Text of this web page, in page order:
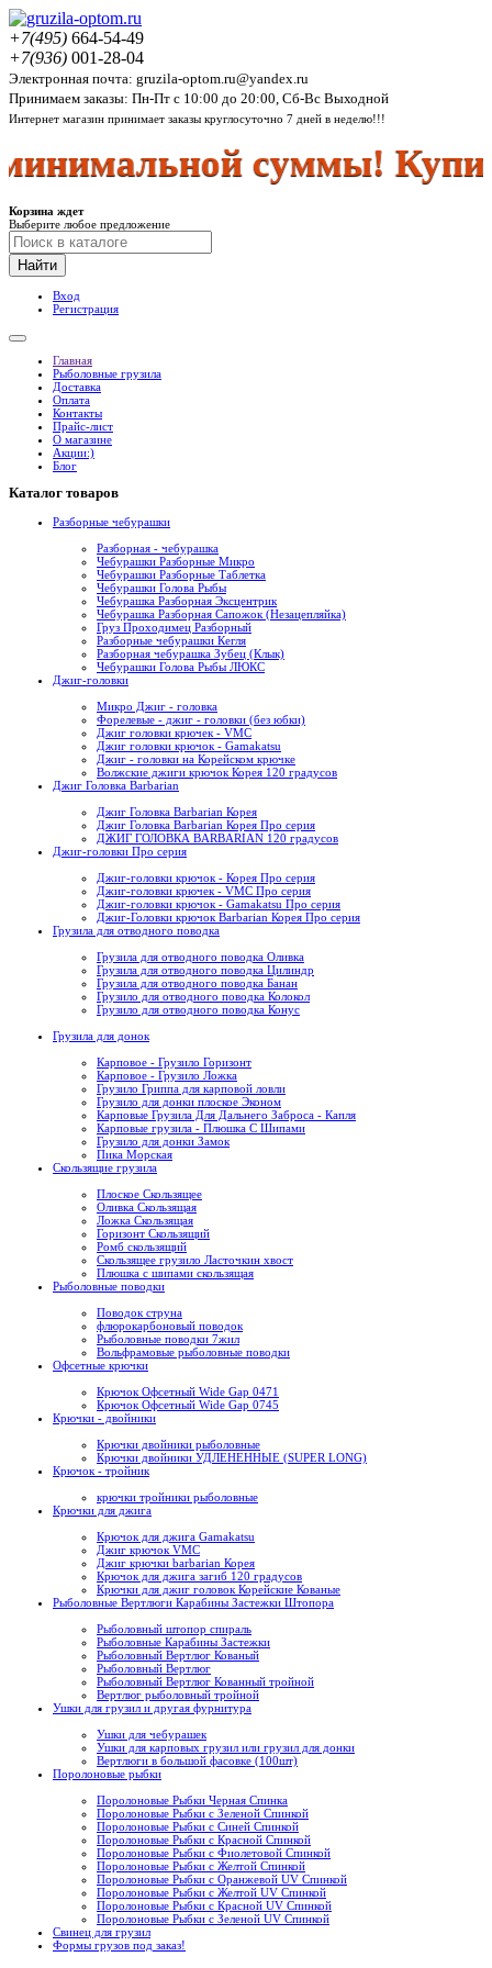
+7(495) 664-54-49
+7(936) 001-28-04
Электронная почта: gruzila-optom.ru@yandex.ru
Принимаем заказы: Пн-Пт с 10:00 до 20:00, Сб-Вс Выходной
Интернет магазин принимает заказы круглосуточно 7 дней в неделю!!!
суммы!
Корзина ждет
Выберите любое предложение
Найти
Вход
Регистрация
Главная
Рыболовные грузила
Доставка
Оплата
Контакты
Прайс-лист
О магазине
Акции:)
Блог
Каталог товаров
Разборные чебурашки
Разборная - чебурашка
Чебурашки Разборные Микро
Чебурашки Разборные Таблетка
Чебурашки Голова Рыбы
Чебурашка Разборная Эксцентрик
Чебурашка Разборная Сапожок (Незацепляйка)
Груз Проходимец Разборный
Разборные чебурашки Кегля
Разборная чебурашка Зубец (Клык)
Чебурашки Голова Рыбы ЛЮКС
Джиг-головки
Микро Джиг - головка
Форелевые - джиг - головки (без юбки)
Джиг головки крючек - VMC
Джиг головки крючок - Gamakatsu
Джиг - головки на Корейском крючке
Волжские джиги крючок Корея 120 градусов
Джиг Головка Barbarian
Джиг Головка Barbarian Корея
Джиг Головка Barbarian Корея Про серия
ДЖИГ ГОЛОВКА BARBARIAN 120 градусов
Джиг-головки Про серия
Джиг-головки крючок - Корея Про серия
Джиг-головки крючек - VMC Про серия
Джиг-головки крючок - Gamakatsu Про серия
Джиг-Головки крючок Barbarian Корея Про серия
Грузила для отводного поводка
Грузила для отводного поводка Оливка
Грузила для отводного поводка Цилиндр
Грузила для отводного поводка Банан
Грузило для отводного поводка Колокол
Грузило для отводного поводка Конус
Грузила для донок
Карповое - Грузило Горизонт
Карповое - Грузило Ложка
Грузило Гриппа для карповой ловли
Грузило для донки плоское Эконом
Карповые Грузила Для Дальнего Заброса - Капля
Карповые грузила - Плюшка С Шипами
Грузило для донки Замок
Пика Морская
Скользящие грузила
Плоское Скользящее
Оливка Скользящая
Ложка Скользящая
Горизонт Скользящий
Ромб скользящий
Скользящее грузило Ласточкин хвост
Плюшка с шипами скользящая
Рыболовные поводки
Поводок струна
флюрокарбоновый поводок
Рыболовные поводки 7жил
Вольфрамовые рыболовные поводки
Офсетные крючки
Крючок Офсетный Wide Gap 0471
Крючок Офсетный Wide Gap 0745
Крючки - двойники
Крючки двойники рыболовные
Крючки двойники УДЛЕНЕННЫЕ (SUPER LONG)
Крючок - тройник
крючки тройники рыболовные
Крючки для джига
Крючок для джига Gamakatsu
Джиг крючок VMC
Джиг крючки barbarian Корея
Крючок для джига загиб 120 градусов
Крючки для джиг головок Корейские Кованые
Рыболовные Вертлюги Карабины Застежки Штопора
Рыболовный штопор спираль
Рыболовные Карабины Застежки
Рыболовный Вертлюг Кованый
Рыболовный Вертлюг
Рыболовный Вертлюг Кованный тройной
Вертлюг рыболовный тройной
Ушки для грузил и другая фурнитура
Ушки для чебурашек
Ушки для карповых грузил или грузил для донки
Вертлюги в большой фасовке (100шт)
Поролоновые рыбки
Поролоновые Рыбки Черная Спинка
Поролоновые Рыбки с Зеленой Спинкой
Поролоновые Рыбки с Синей Спинкой
Поролоновые Рыбки с Красной Спинкой
Поролоновые Рыбки с Фиолетовой Спинкой
Поролоновые Рыбки с Желтой Спинкой
Поролоновые Рыбки с Оранжевой UV Спинкой
Поролоновые Рыбки с Желтой UV Спинкой
Поролоновые Рыбки с Красной UV Спинкой
Поролоновые Рыбки с Зеленой UV Спинкой
Свинец для грузил
Формы грузов под заказ!